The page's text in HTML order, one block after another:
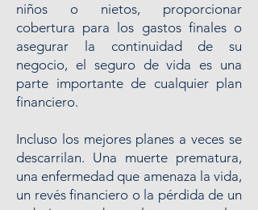
niños o nietos, proporcionar
cobertura para los gastos finales o
asegurar la continuidad de su
negocio, el seguro de vida es una
parte importante de cualquier plan
financiero.
Incluso los mejores planes a veces se
descarrilan. Una muerte prematura,
una enfermedad que amenaza la vida,
un revés financiero o la pérdida de un